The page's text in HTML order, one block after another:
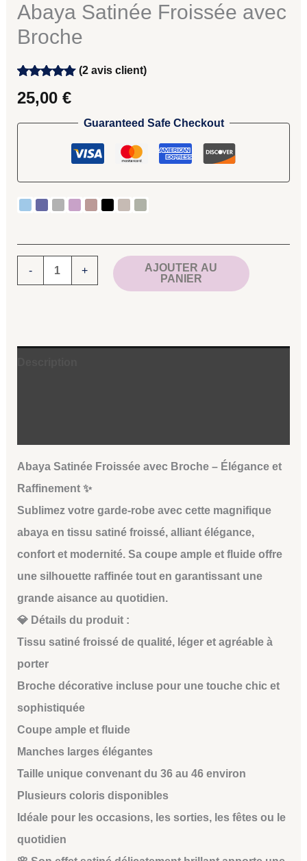
Abaya Satinée Froissée avec
Broche
sur 5
basé sur
(2 avis client)
25,00 €
Guaranteed Safe Checkout
- +
AJOUTER AU
PANIER
Abaya Satinée Froissée avec Broche – Élégance et
Raffinement ✨
Sublimez votre garde-robe avec cette magnifique
abaya en tissu satiné froissé, alliant élégance,
confort et modernité. Sa coupe ample et fluide offre
une silhouette raffinée tout en garantissant une
grande aisance au quotidien.
💎 Détails du produit :
Tissu satiné froissé de qualité, léger et agréable à
porter
Broche décorative incluse pour une touche chic et
sophistiquée
Coupe ample et fluide
Manches larges élégantes
Taille unique convenant du 36 au 46 environ
Plusieurs coloris disponibles
Idéale pour les occasions, les sorties, les fêtes ou le
quotidien